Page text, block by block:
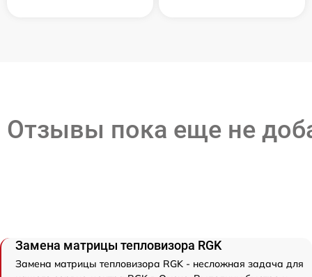
Отзывы пока еще не
Замена матрицы тепловизора RGK
Замена матрицы тепловизора RGK - несложная задача для